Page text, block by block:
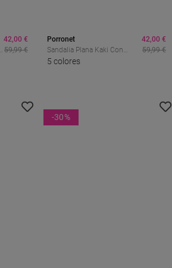
42,00 €
59,99 €
Porronet
Sandalia Plana Kaki Con
Tachuelas Doradas Porronet
5 colores
42,00 €
59,99 €
-30%